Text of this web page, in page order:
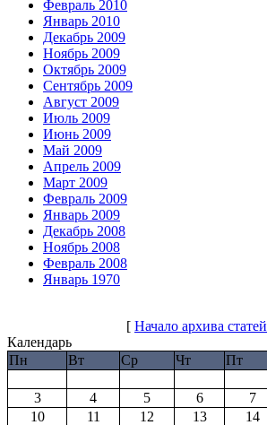
Февраль 2010
Январь 2010
Декабрь 2009
Ноябрь 2009
Октябрь 2009
Сентябрь 2009
Август 2009
Июль 2009
Июнь 2009
Май 2009
Апрель 2009
Март 2009
Февраль 2009
Январь 2009
Декабрь 2008
Ноябрь 2008
Февраль 2008
Январь 1970
[ Начало архива статей
Календарь
Пн
Вт Ср Чт Пт
3
4 5 6 7
10
11 12 13 14